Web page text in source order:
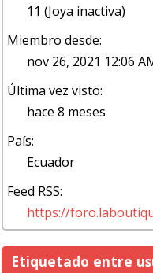
11 (Joya inactiva)
Miembro desde:
nov 26, 2021 12:06
Última vez visto:
hace 8 meses
País:
Ecuador
Feed RSS:
https://
Etiquetado entre